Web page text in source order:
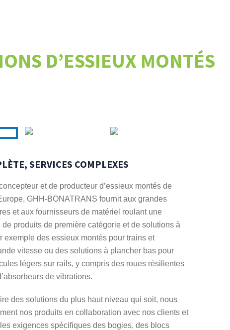
D’ESSIEUX MONTÉS
SERVICES COMPLEXES
et de producteur d’essieux montés de
GHH-BONATRANS fournit aux grandes
et aux fournisseurs de matériel roulant une
produits de première catégorie et de solutions à
exemple des essieux montés pour trains et
vitesse ou des solutions à plancher bas pour
légers sur rails, y compris des roues résilientes
de vibrations.
des solutions du plus haut niveau qui soit, nous
nos produits en collaboration avec nos clients et
exigences spécifiques des bogies, des blocs